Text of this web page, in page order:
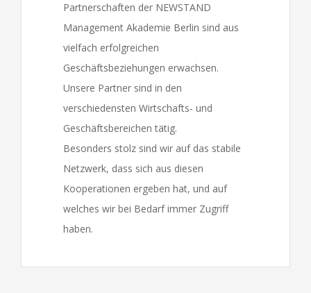
Partnerschaften der NEWSTAND
Management Akademie Berlin sind aus
vielfach erfolgreichen
Geschäftsbeziehungen erwachsen.
Unsere Partner sind in den
verschiedensten Wirtschafts- und
Geschäftsbereichen tätig.
Besonders stolz sind wir auf das stabile
Netzwerk, dass sich aus diesen
Kooperationen ergeben hat, und auf
welches wir bei Bedarf immer Zugriff
haben.